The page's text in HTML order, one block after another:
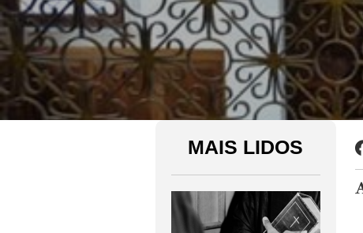
MAIS LIDOS